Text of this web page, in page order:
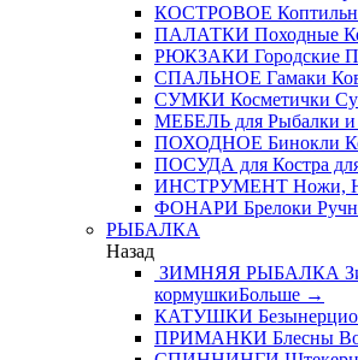
КОСТРОВОЕ
ПАЛАТКИ Походные
РЮКЗАКИ Городские
СПАЛЬНОЕ Гамаки
СУМКИ Косметички
МЕБЕЛЬ для Рыбалки
ПОХОДНОЕ Бинокли
ПОСУДА для Костра
ИНСТРУМЕНТ Ножи,
ФОНАРИ Брелоки
РЫБАЛКА
Назад
ЗИМНЯЯ РЫБАЛКА
кормушкиБольше →
КАТУШКИ
ПРИМАНКИ Блесны